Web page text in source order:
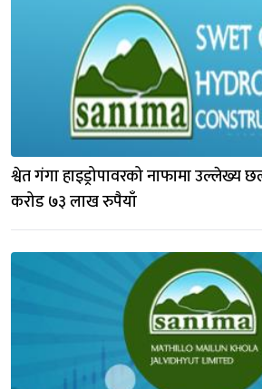
श्वेत गंगा हाइड्रोपावरको नाफामा उल्लेख्य
करोड ७३ लाख रुपैयाँ